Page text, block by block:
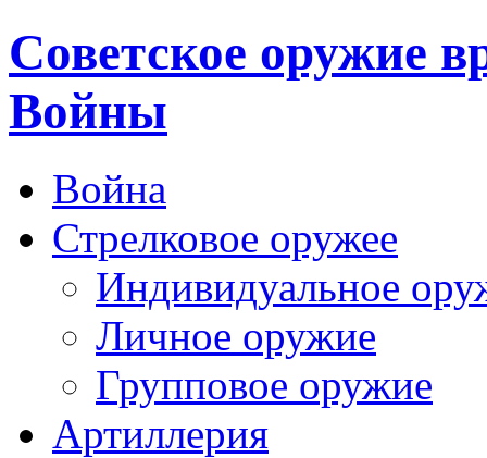
Cоветское оружие
Войны
Война
Стрелковое оружее
Индивидуальное
Личное оружие
Групповое оружие
Артиллерия